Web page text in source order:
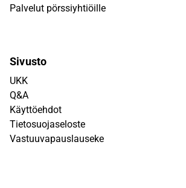
Palvelut pörssiyhtiöille
Sivusto
UKK
Q&A
Käyttöehdot
Tietosuojaseloste
Vastuuvapauslauseke